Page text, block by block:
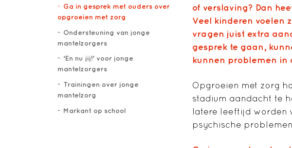
Ga in gesprek met ouders over
opgroeien met zorg
Ondersteuning van jonge
mantelzorgers
‘En nu jij!’ voor jonge
mantelzorgers
Trainingen over jonge
mantelzorg
Markant op school
of verslaving? Dan
Veel kinderen voelen
vragen juist extra
gesprek te gaan,
kunnen problemen in
Opgroeien met zorg
stadium aandacht te
latere leeftijd worden
psychische